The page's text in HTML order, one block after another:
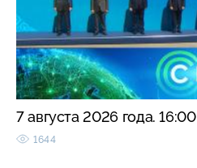
7 августа 2026 года. 16:00
1644